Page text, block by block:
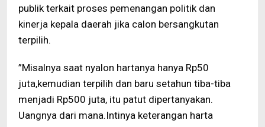
publik terkait proses pemenangan politik dan
kinerja kepala daerah jika calon bersangkutan
terpilih.
”Misalnya saat nyalon hartanya hanya Rp50
juta,kemudian terpilih dan baru setahun tiba-tiba
menjadi Rp500 juta, itu patut dipertanyakan.
Uangnya dari mana.Intinya keterangan harta